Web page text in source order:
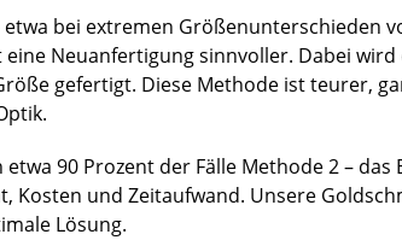
etwa bei extremen Größenunterschieden
Neuanfertigung sinnvoller. Dabei
gefertigt. Diese Methode ist teurer,
90 Prozent der Fälle Methode 2 – das
Kosten und Zeitaufwand. Unsere
Lösung.